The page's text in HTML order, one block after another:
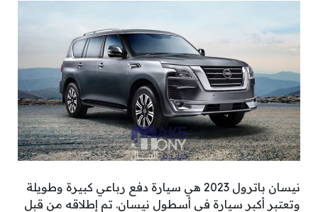
نيسان باترول 2023 هي سيارة دفع رباعي كبيرة وطويلة
وتعتبر أكبر سيارة في أسطول نيسان. تم إطلاقه من قبل